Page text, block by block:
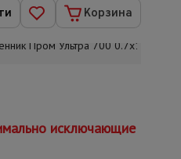
Корзина
Пром Ультра 700 0.7х1.6, 6.4 м
исключающие